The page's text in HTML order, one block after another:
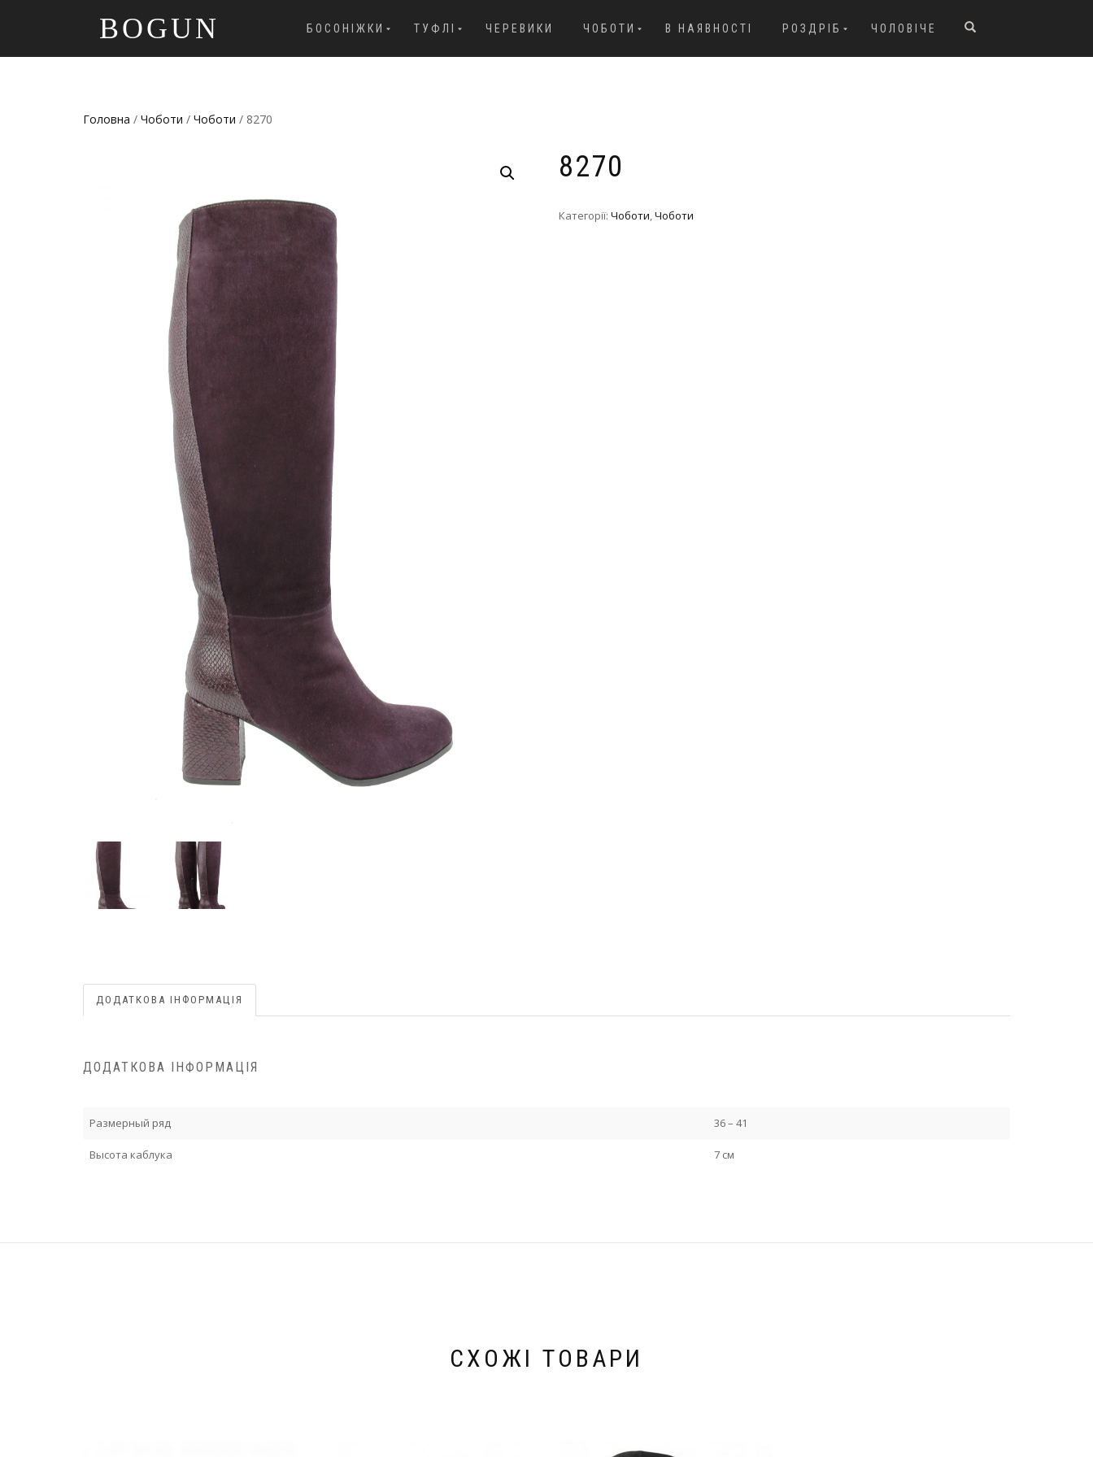
BOGUN БОСОНІЖКИ ТУФЛІ ЧЕРЕВИКИ ЧОБОТИ В НАЯВНОСТІ РОЗДРІБ ЧОЛОВІЧЕ
Головна / Чоботи / Чоботи / 8270
8270
Категорії: Чоботи,Чоботи
ДОДАТКОВА ІНФОРМАЦІЯ
ДОДАТКОВА ІНФОРМАЦІЯ
Размерный ряд 36 – 41
Высота каблука 7 см
СХОЖІ ТОВАРИ